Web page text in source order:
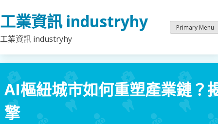
to
content
工業資訊 industryhy
工業資訊 industryhy
Primary Menu
AI樞紐城市如何重塑產業鏈？
擎